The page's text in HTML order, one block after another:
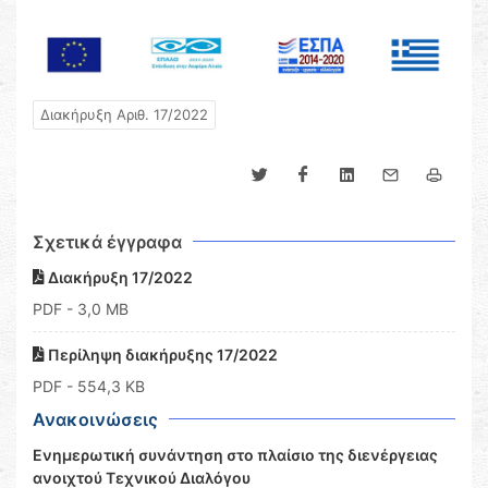
Διακήρυξη Αριθ. 17/2022
Σχετικά έγγραφα
Διακήρυξη 17/2022
PDF - 3,0 MB
Περίληψη διακήρυξης 17/2022
PDF - 554,3 KB
Ανακοινώσεις
Ενημερωτική συνάντηση στο πλαίσιο της διενέργειας
ανοιχτού Τεχνικού Διαλόγου